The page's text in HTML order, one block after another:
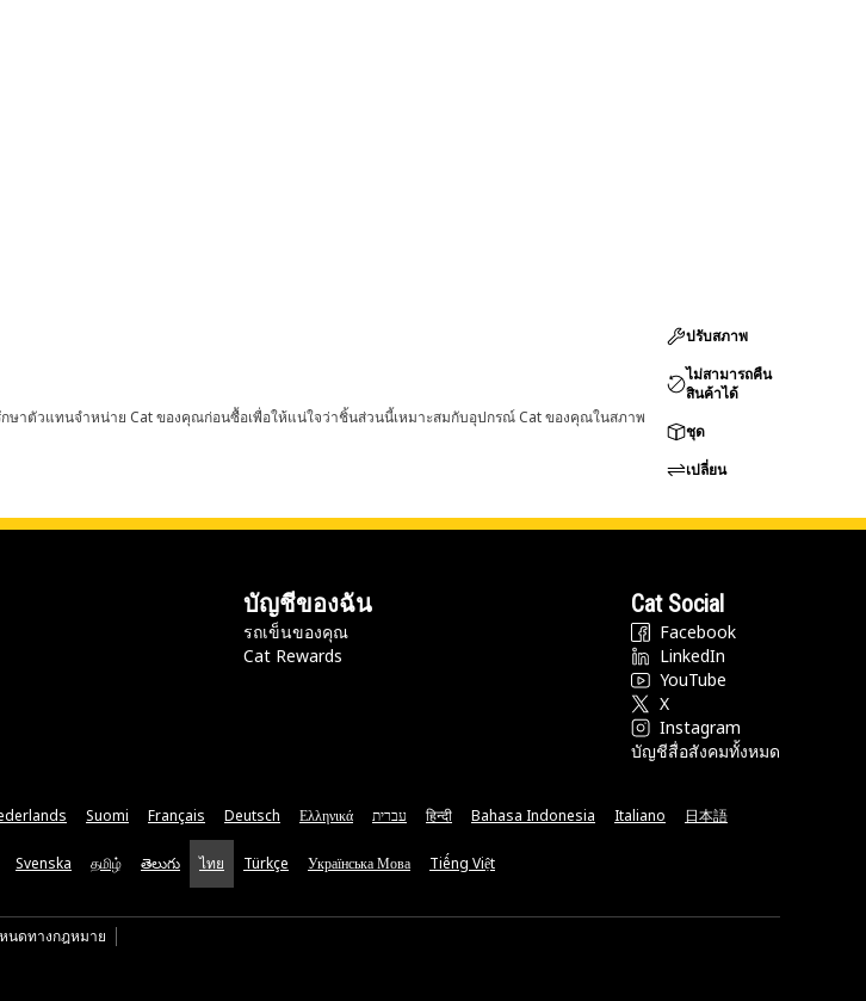
าตัวแทนจำหน่าย Cat ของคุณก่อนซื้อเพื่อให้แน่ใจว่าชิ้นส่วนนี้เหมาะสมกับอุปกรณ์ Cat ของคุณในสภาพ
ปรับสภาพ
ไม่สามารถคืน
สินค้าได้
ชุด
เปลี่ยน
บัญชีของฉัน
รถเข็นของคุณ
Cat Rewards
Cat Social
Facebook
LinkedIn
YouTube
X
Instagram
บัญชีสื่อสังคมทั้งหมด
Suomi Français Deutsch Ελληνικά עברית हिन्दी Bahasa Indonesia Italiano 日本語
Svenska தமிழ் తెలుగు ไทย Türkçe Українська Мова Tiếng Việt
นดทางกฎหมาย